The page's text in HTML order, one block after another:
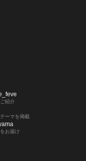
紹介
ーマを掲載
お届け